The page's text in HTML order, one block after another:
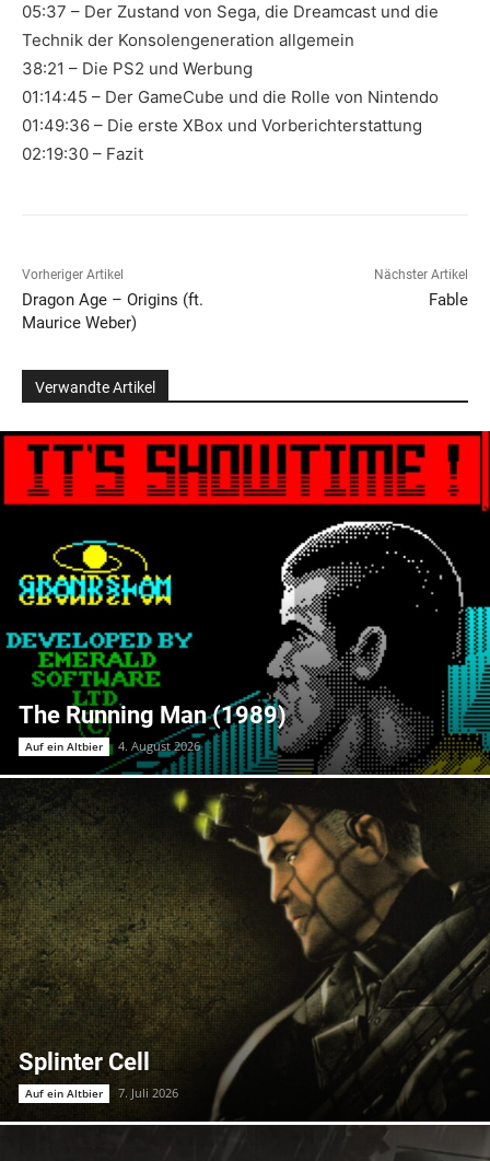
05:37 – Der Zustand von Sega, die Dreamcast und die
Technik der Konsolengeneration allgemein
38:21 – Die PS2 und Werbung
01:14:45 – Der GameCube und die Rolle von Nintendo
01:49:36 – Die erste XBox und Vorberichterstattung
02:19:30 – Fazit
Vorheriger Artikel
Dragon Age – Origins (ft.
Maurice Weber)
Nächster Artikel
Fable
Verwandte Artikel
The Running Man (1989)
Auf ein Altbier 4. August 2026
Splinter Cell
Auf ein Altbier 7. Juli 2026